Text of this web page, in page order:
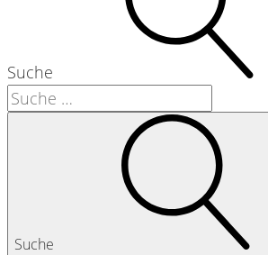
Suche
Suche